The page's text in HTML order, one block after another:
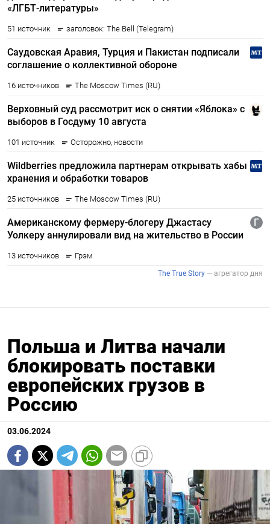
Польша и Литва начали
блокировать поставки
европейских грузов в
Россию
03.06.2024